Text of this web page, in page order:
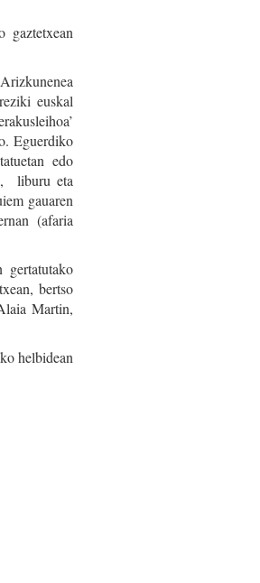
gaztetxean
euskal
Eguerdiko
edo
liburu eta
gauaren
(afaria
bertso
Martin,
helbidean